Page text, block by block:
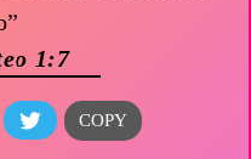
1:7